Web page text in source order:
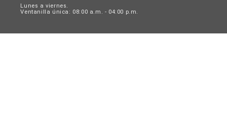
Lunes a viernes.
Ventanilla única: 08:00 a.m. - 04:00 p.m.